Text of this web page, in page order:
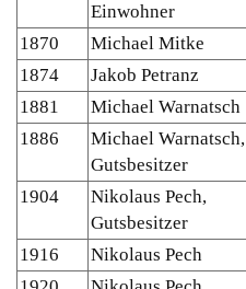
Einwohner
1870
Michael Mitke
1874
Jakob Petranz
1881
Michael Warnatsch
1886
Michael Warnatsch,
Gutsbesitzer
1904
Nikolaus Pech,
Gutsbesitzer
1916
Nikolaus Pech